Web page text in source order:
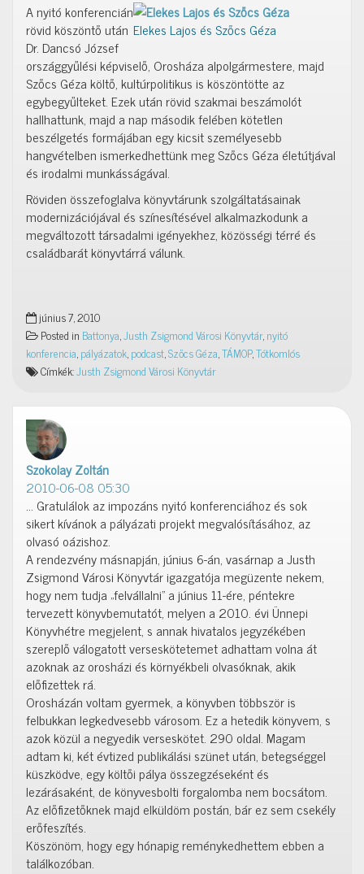
Elekes Lajos és Szőcs Géza
A nyitó konferencián
rövid köszöntő után
Dr. Dancsó József
országgyűlési képviselő, Orosháza alpolgármestere, majd
Szőcs Géza költő, kultúrpolitikus is köszöntötte az
egybegyűlteket. Ezek után rövid szakmai beszámolót
hallhattunk, majd a nap második felében kötetlen
beszélgetés formájában egy kicsit személyesebb
hangvételben ismerkedhettünk meg Szőcs Géza életútjával
és irodalmi munkásságával.
Röviden összefoglalva könyvtárunk szolgáltatásainak
modernizációjával és színesítésével alkalmazkodunk a
megváltozott társadalmi igényekhez, közösségi térré és
családbarát könyvtárrá válunk.
június 7, 2010
Posted in Battonya,Justh Zsigmond Városi Könyvtár,nyitó
konferencia,pályázatok,podcast,Szőcs Géza,TÁMOP,Tótkomlós
Címkék:Justh Zsigmond Városi Könyvtár
Szokolay Zoltán
2010-06-08 05:30
… Gratulálok az impozáns nyitó konferenciához és sok
sikert kívánok a pályázati projekt megvalósításához, az
olvasó oázishoz.
A rendezvény másnapján, június 6-án, vasárnap a Justh
Zsigmond Városi Könyvtár igazgatója megüzente nekem,
hogy nem tudja „felvállalni” a június 11-ére, péntekre
tervezett könyvbemutatót, melyen a 2010. évi Ünnepi
Könyvhétre megjelent, s annak hivatalos jegyzékében
szereplő válogatott verseskötetemet adhattam volna át
azoknak az orosházi és környékbeli olvasóknak, akik
előfizettek rá.
Orosházán voltam gyermek, a könyvben többször is
felbukkan legkedvesebb városom. Ez a hetedik könyvem, s
azok közül a negyedik verseskötet. 290 oldal. Magam
adtam ki, két évtized publikálási szünet után, betegséggel
küszködve, egy költői pálya összegzéseként és
lezárásaként, de könyvesbolti forgalomba nem bocsátom.
Az előfizetőknek majd elküldöm postán, bár ez sem csekély
erőfeszítés.
Köszönöm, hogy egy hónapig reménykedhettem ebben a
találkozóban.